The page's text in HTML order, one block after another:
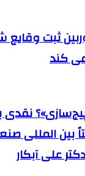
ثبت
کند
بین المللی
علی آبکار